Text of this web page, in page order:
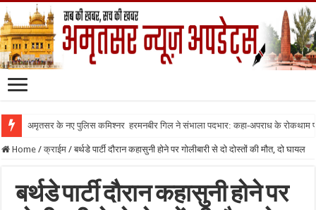
अमृतसर के नए पुलिस कमिश्नर हरमनबीर गिल ने संभाला पदभार: कहा-अपराध के रोकथाम
Home / क्राईम / बर्थडे पार्टी दौरान कहासुनी होने पर गोलीबारी से दो दोस्तों की मौत, दो घायल
बर्थडे पार्टी दौरान कहासुनी होने पर